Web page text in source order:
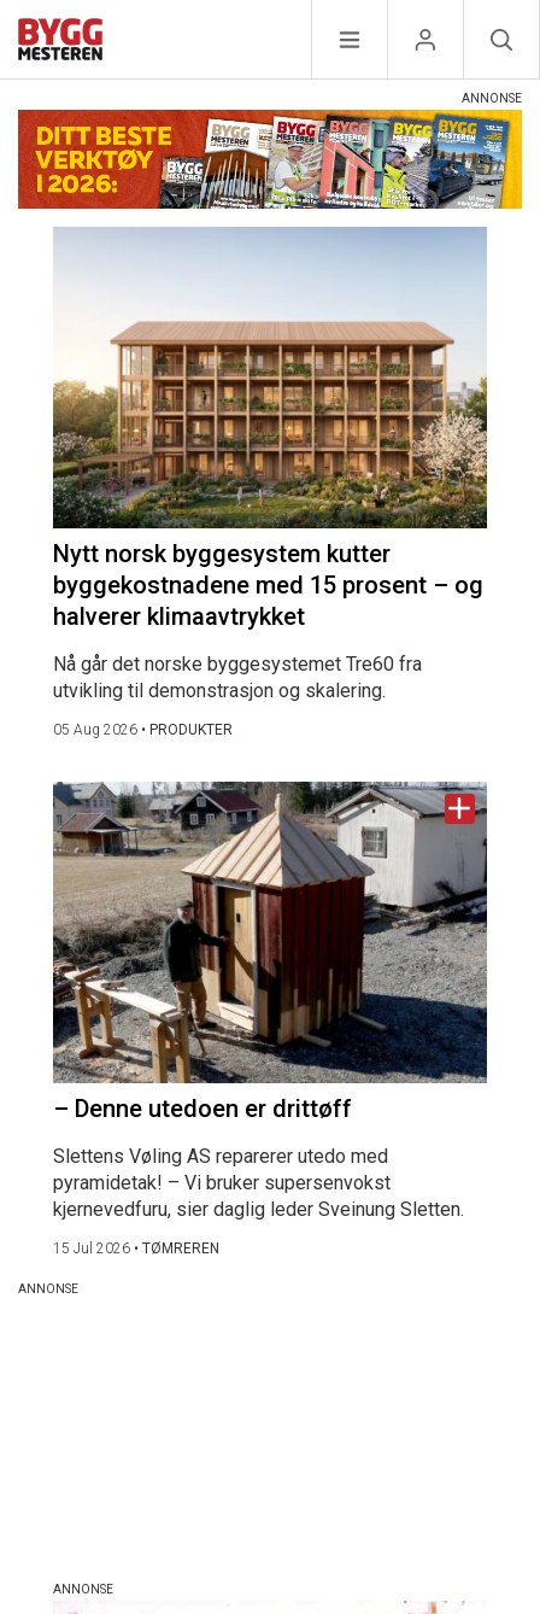
Nytt norsk byggesystem kutter
byggekostnadene med 15 prosent – og
halverer klimaavtrykket
Nå går det norske byggesystemet Tre60 fra
utvikling til demonstrasjon og skalering.
05 Aug 2026 • PRODUKTER
– Denne utedoen er drittøff
Slettens Vøling AS reparerer utedo med
pyramidetak! – Vi bruker supersenvokst
kjernevedfuru, sier daglig leder Sveinung Sletten.
15 Jul 2026 • TØMREREN